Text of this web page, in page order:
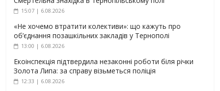
15:07 | 6.08.2026
«Не хочемо втратити колективи»: що кажуть про
об’єднання позашкільних закладів у Тернополі
13:00 | 6.08.2026
Екоінспекція підтвердила незаконні роботи біля річки
Золота Липа: за справу візьметься поліція
12:33 | 6.08.2026